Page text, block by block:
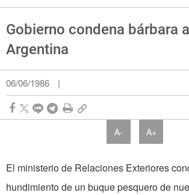
Gobierno condena bárbara
Argentina
06/06/1986 |
A- A+
El ministerio de Relaciones Exteriores
hundimiento de un buque pesquero de